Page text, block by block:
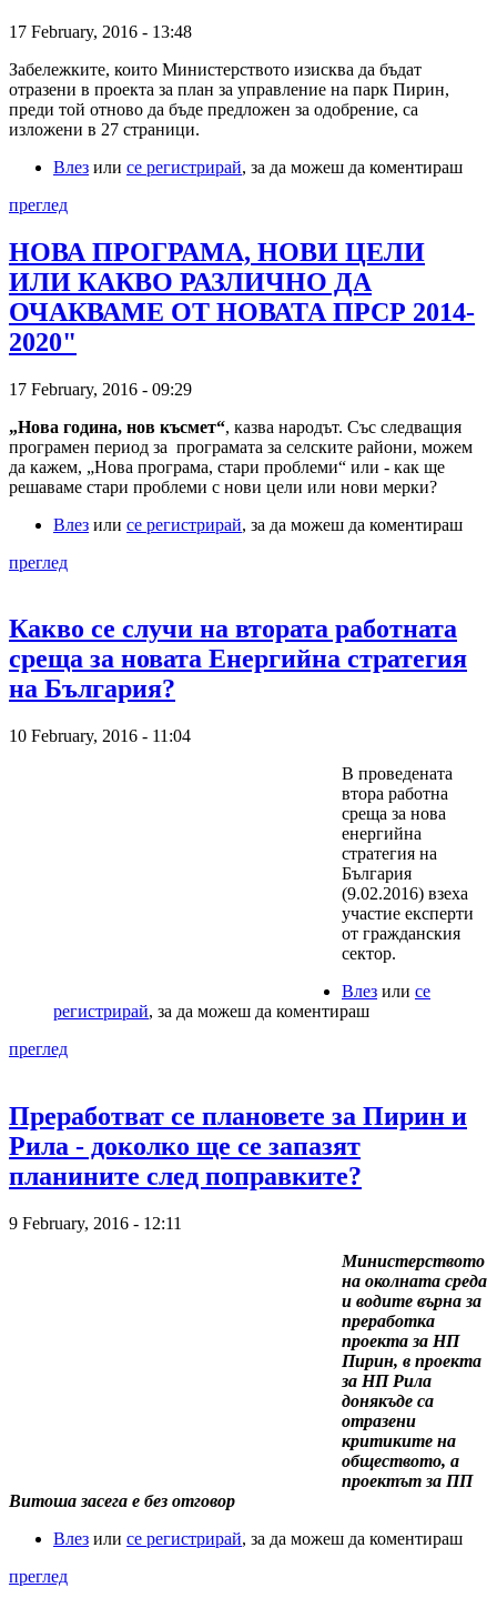
17 February, 2016 - 13:48
Забележките, които Министерството изисква да бъдат
отразени в проекта за план за управление на парк Пирин,
преди той отново да бъде предложен за одобрение, са
изложени в 27 страници.
Влез или се регистрирай, за да можеш да коментираш
преглед
НОВА ПРОГРАМА, НОВИ ЦЕЛИ
ИЛИ КАКВО РАЗЛИЧНО ДА
ОЧАКВАМЕ ОТ НОВАТА ПРСР 2014-
2020"
17 February, 2016 - 09:29
„Нова година, нов късмет“, казва народът. Със следващия
програмен период за програмата за селските райони, можем
да кажем, „Нова програма, стари проблеми“ или - как ще
решаваме стари проблеми с нови цели или нови мерки?
Влез или се регистрирай, за да можеш да коментираш
преглед
Какво се случи на втората работната
среща за новата Енергийна стратегия
на България?
10 February, 2016 - 11:04
В проведената
втора работна
среща за нова
енергийна
стратегия на
България
(9.02.2016) взеха
участие експерти
от гражданския
сектор.
Влез или се
регистрирай, за да можеш да коментираш
преглед
Преработват се плановете за Пирин и
Рила - доколко ще се запазят
планините след поправките?
9 February, 2016 - 12:11
Министерството
на околната среда
и водите върна за
преработка
проекта за НП
Пирин, в проекта
за НП Рила
донякъде са
отразени
критиките на
обществото, а
проектът за ПП
Витоша засега е без отговор
Влез или се регистрирай, за да можеш да коментираш
преглед